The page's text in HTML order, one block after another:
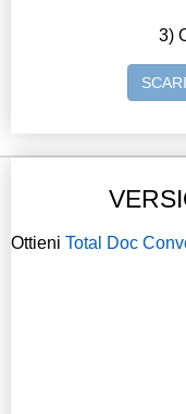
3)
Ottieni Total Doc